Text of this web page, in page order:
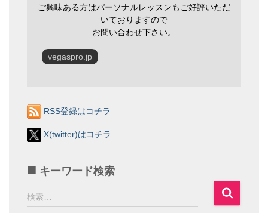
ご興味ある方はパーソナルレッスンもご好評いただ
いておりますので
お問い合わせ下さい。
vegaspro.jp
RSS登録はコチラ
X(twitter)はコチラ
キーワード検索
検
索
検索…